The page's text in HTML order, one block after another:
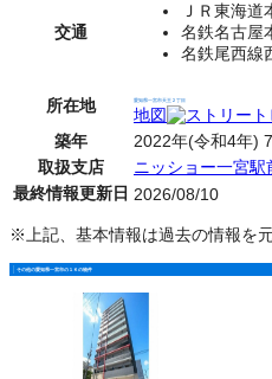
交通
ＪＲ東海道
名鉄名古屋
名鉄尾西線
所在地 愛知県一宮市天王２丁目
地図
築年
2022年(令和4年)
取扱支店
ニッショー一宮駅
最終情報更新日 2026/08/10
※上記、基本情報は過去の情報を
その他の愛知県一宮市の１Ｋの物件